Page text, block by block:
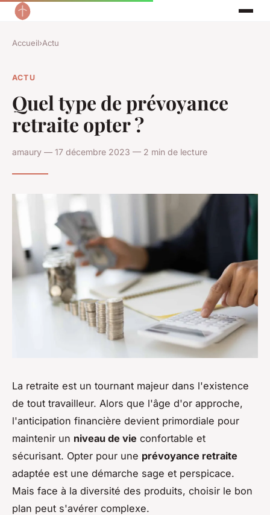
Accueil›Actu
ACTU
Quel type de prévoyance
retraite opter ?
amaury — 17 décembre 2023 — 2 min de lecture
La retraite est un tournant majeur dans l'existence
de tout travailleur. Alors que l'âge d'or approche,
l'anticipation financière devient primordiale pour
maintenir un niveau de vie confortable et
sécurisant. Opter pour une prévoyance retraite
adaptée est une démarche sage et perspicace.
Mais face à la diversité des produits, choisir le bon
plan peut s'avérer complexe.